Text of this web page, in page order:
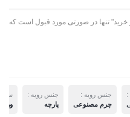
خرید" تنها در صورتی مورد قبول است که
:
جنس رویه :
چرم مصنوعی
جنس رویه :
پارچه